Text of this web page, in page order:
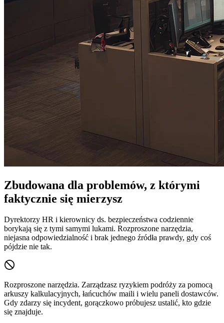
Zbudowana dla problemów, z którymi
faktycznie się mierzysz
Dyrektorzy HR i kierownicy ds. bezpieczeństwa codziennie
borykają się z tymi samymi lukami. Rozproszone narzędzia,
niejasna odpowiedzialność i brak jednego źródła prawdy, gdy coś
pójdzie nie tak.
Rozproszone narzędzia. Zarządzasz ryzykiem podróży za pomocą
arkuszy kalkulacyjnych, łańcuchów maili i wielu paneli dostawców.
Gdy zdarzy się incydent, gorączkowo próbujesz ustalić, kto gdzie
się znajduje.